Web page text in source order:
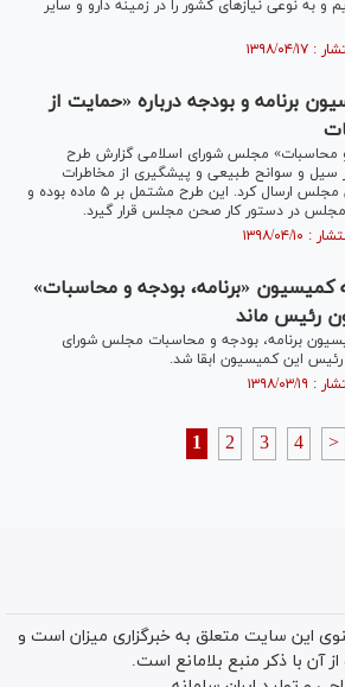
و به نوعی نیازهای کشور را در زمینه دارو و سایر
برنامه و بودجه درباره «حمایت از
و محاسبات» مجلس شورای اسلامی گزارش طرح
سیل و سوانح طبیعی و پیشگیری از مخاطرات
طبیعی» را تهیه و به صحن مجلس ارسال کرد. این طرح مشتمل بر ۵ ماده بوده و
در دستور کار صحن مجلس قرار گیرد.
«برنامه، بودجه و محاسبات»
رئیس ماند
برنامه، بودجه و محاسبات مجلس شورای
رئیس این کمیسیون ابقا شد.
1 2 3 4 >
این سایت متعلق به خبرگزاری میزان است و
از آن با ذکر منبع بلامانع است.